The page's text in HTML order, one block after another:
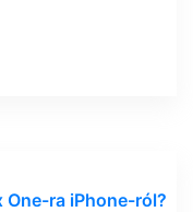
ra iPhone-ról?